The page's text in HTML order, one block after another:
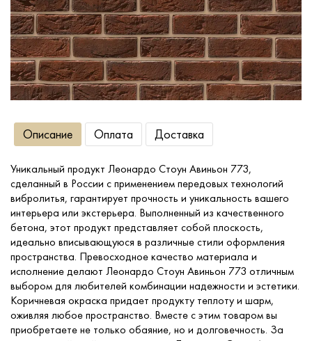
Сопутствующие товары
О компании
Услуги
Портфолио
Доставка
Контакты
Описание Оплата Доставка
Уникальный продукт Леонардо Стоун Авиньон 773,
сделанный в России с применением передовых технологий
вибролитья, гарантирует прочность и уникальность вашего
интерьера или экстерьера. Выполненный из качественного
бетона, этот продукт представляет собой плоскость,
идеально вписывающуюся в различные стили оформления
пространства. Превосходное качество материала и
исполнение делают Леонардо Стоун Авиньон 773 отличным
выбором для любителей комбинации надежности и эстетики.
Коричневая окраска придает продукту теплоту и шарм,
оживляя любое пространство. Вместе с этим товаром вы
приобретаете не только обаяние, но и долговечность. За